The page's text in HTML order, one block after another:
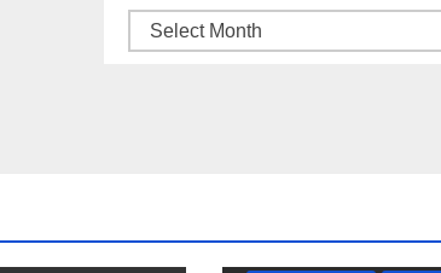
DUNIA BARAT DUNIA ISLAM